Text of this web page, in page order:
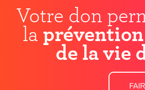
Votre don
la
de la vie